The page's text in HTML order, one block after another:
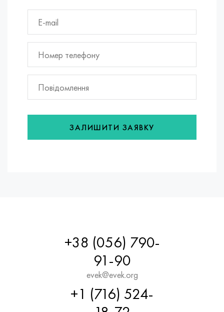
ЗАЛИШИТИ ЗАЯВКУ
+38 (056) 790-
91-90
evek@evek.org
+1 (716) 524-